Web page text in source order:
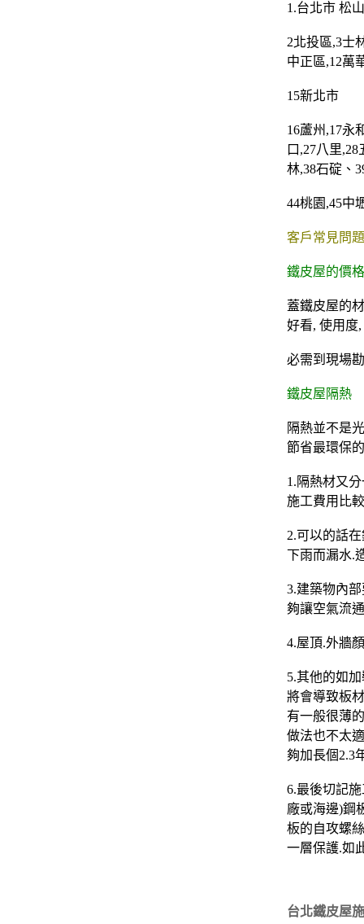
1.台北市 松
2北投區,3士
中正區,12萬
15新北市
16蘆州 ,17永
口 ,27八里,28
林,38石碇 、
44桃園 ,45中
客戶常見問
鐵皮屋的價格
蓋鐵皮屋的
好看, 使用度
必需到現場
鐵皮屋隔熱
隔熱並不是
節省最環保
1.隔熱材又
施工費用比
2.可以的話
下雨而漏水.
3.建築物內
夠讓空氣流
4.屋頂.外牆
5.其他的如
將會導致板
有一般很薄
做法也不太
夠加長個2.3
6.最後切記
廠或海邊)鋼
板的自攻螺
一層保護.如
台北鐵皮屋